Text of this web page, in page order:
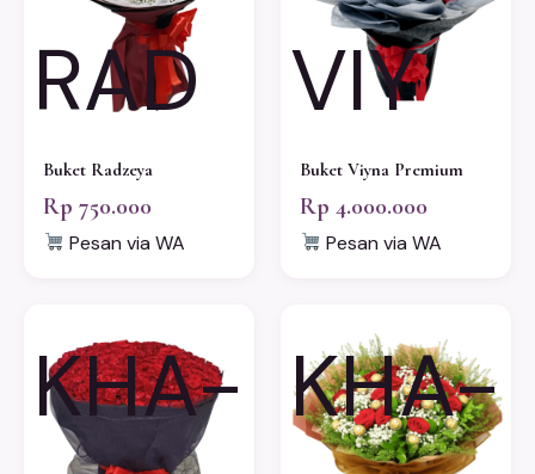
RAD
Buket Radzeya
Rp 750.000
Pesan via WA
VIY
Buket Viyna Premium
Rp 4.000.000
Pesan via WA
KHA- KHA-